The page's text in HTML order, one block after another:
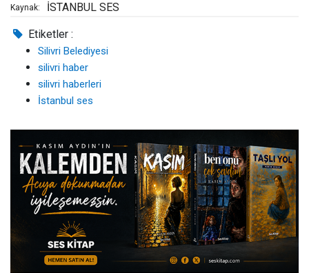
Kaynak: İSTANBUL SES
Etiketler :
Silivri Belediyesi
silivri haber
silivri haberleri
İstanbul ses